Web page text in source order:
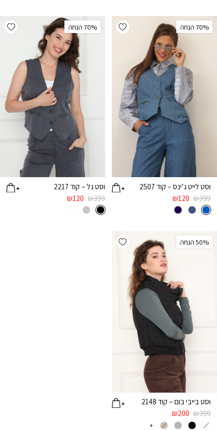
Add wishlist ‫70% הנחה
וסט לייט ג’ינס – קוד 2507
₪399
₪120
‫70% הנחה
וסט גל – קוד 2217
₪399
₪120
Add wishlist ‫50% הנחה
וסט בייבי בום – קוד 2148
₪399
₪200
+